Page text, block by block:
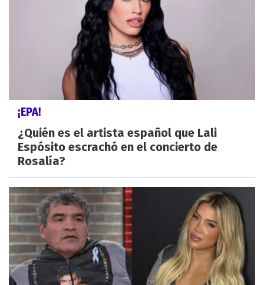
¡EPA!
¿Quién es el artista español que Lali
Espósito escrachó en el concierto de
Rosalía?